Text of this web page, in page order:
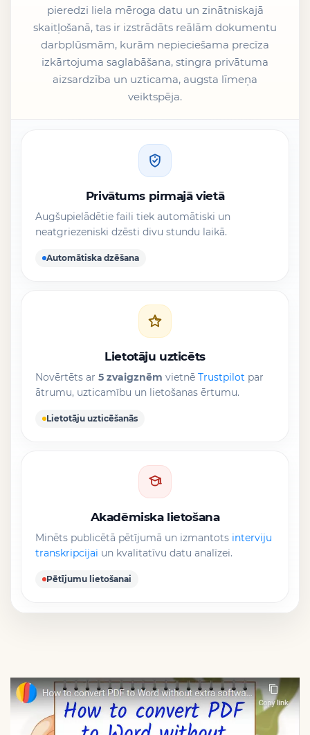
pieredzi liela mēroga datu un zinātniskajā
skaitļošanā, tas ir izstrādāts reālām dokumentu
darbplūsmām, kurām nepieciešama precīza
izkārtojuma saglabāšana, stingra privātuma
aizsardzība un uzticama, augsta līmeņa
veiktspēja.
Privātums pirmajā vietā
Augšupielādētie faili tiek automātiski un
neatgriezeniski dzēsti divu stundu laikā.
Automātiska dzēšana
Lietotāju uzticēts
Novērtēts ar 5 zvaigznēm vietnē Trustpilot par
ātrumu, uzticamību un lietošanas ērtumu.
Lietotāju uzticēšanās
Akadēmiska lietošana
Minēts publicētā pētījumā un izmantots interviju
transkripcijai un kvalitatīvu datu analīzei.
Pētījumu lietošanai